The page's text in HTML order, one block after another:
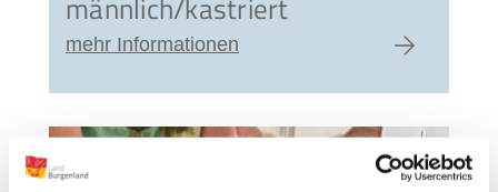
männlich/kastriert
mehr Informationen
zum